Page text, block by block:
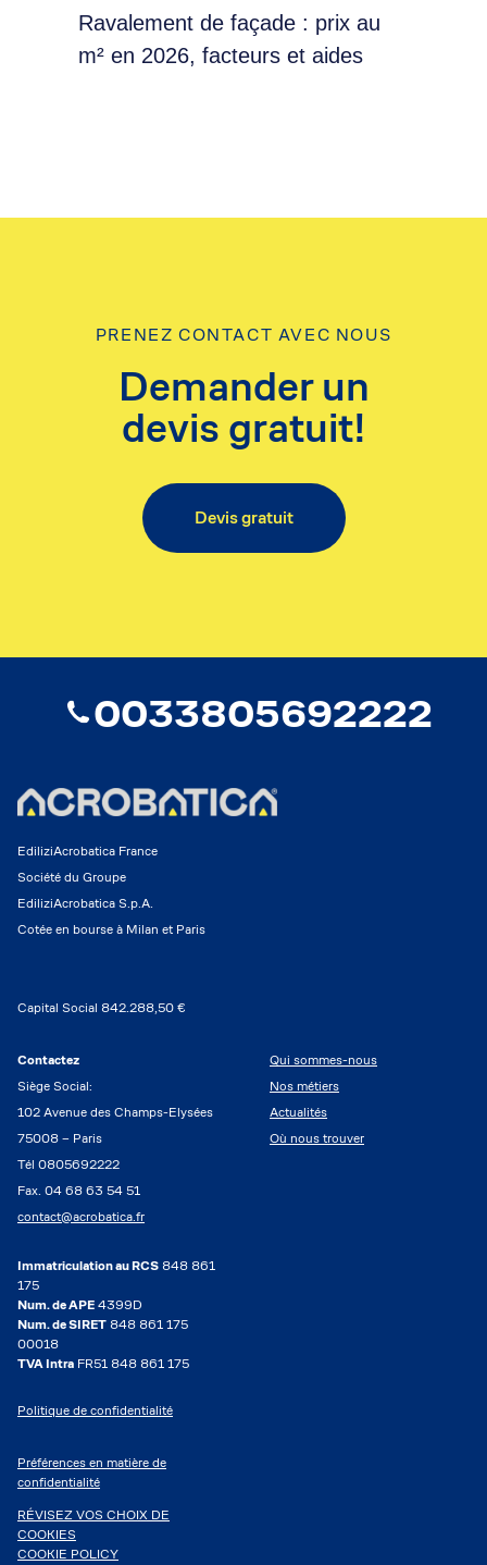
Ravalement de façade : prix au
m² en 2026, facteurs et aides
PRENEZ CONTACT AVEC NOUS
Demander un
devis gratuit!
Devis gratuit
0033805692222
EdiliziAcrobatica France
Société du Groupe
EdiliziAcrobatica S.p.A.
Cotée en bourse à Milan et Paris
Capital Social 842.288,50 €
Contactez
Siège Social:
102 Avenue des Champs-Elysées
75008 – Paris
Tél 0805692222
Fax. 04 68 63 54 51
contact@acrobatica.fr
Qui sommes-nous
Nos métiers
Actualités
Où nous trouver
Immatriculation au RCS 848 861
175
Num. de APE 4399D
Num. de SIRET 848 861 175
00018
TVA Intra FR51 848 861 175
Politique de confidentialité
Préférences en matière de
confidentialité
RÉVISEZ VOS CHOIX DE
COOKIES
COOKIE POLICY